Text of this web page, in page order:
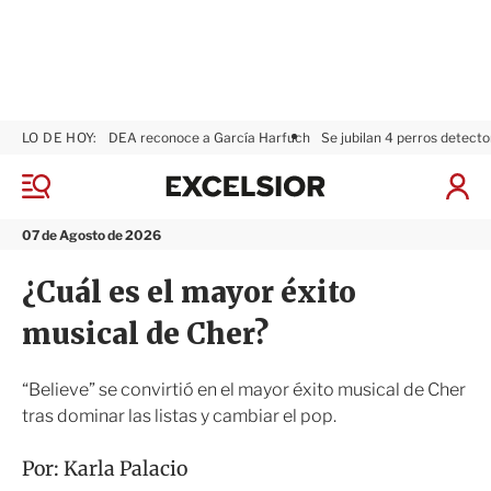
M
n
07 de Agosto de 2026
LO DE HOY: DEA reconoce a García Harfuch Se jubilan 4 perros
I
s
x
s
i
¿Cuál es el mayor éxito
musical de Cher?
“Believe” se convirtió en el mayor éxito musical de Cher
tras dominar las listas y cambiar el pop.
Por: Karla Palacio